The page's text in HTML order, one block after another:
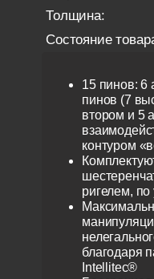
Толщина:
Состояние
15 пинов: 6
пинов (7
втором и 5
контуром
ригелем,
благодаря
Intellitec®